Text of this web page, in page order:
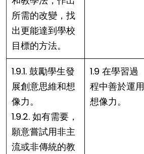
所需的改變，找
出更能達到學校
目標的方法。
1.9.1. 鼓勵學生發
展創意思維和想
像力。
1.9.2. 如有需要，
願意嘗試用非主
流或非傳統的教
1.9 在學習過
程中善於運用
想像力。